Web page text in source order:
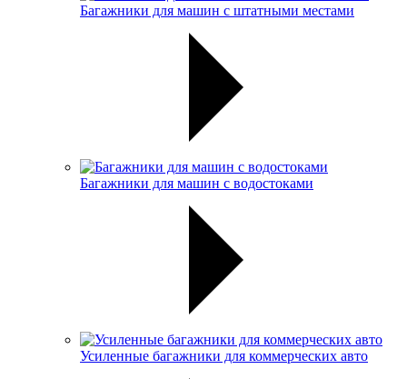
Багажники для машин с штатными местами
Багажники для машин с водостоками
Усиленные багажники для коммерческих авто